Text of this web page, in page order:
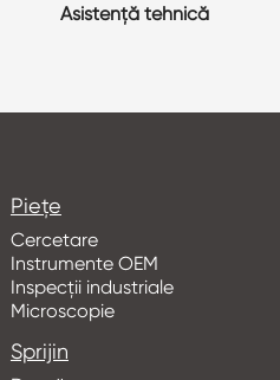
Asistență tehnică
Piețe
Cercetare
Instrumente OEM
Inspecții industriale
Microscopie
Sprijin